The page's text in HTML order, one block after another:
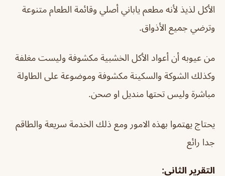
الأكل لذيذ لأنه مطعم ياباني أصلي وقائمة الطعام متنوعة
وترضي جميع الأذواق.
من عيوبه أن أعواد الأكل الخشبية مكشوفة وليست مغلفة
وكذلك الشوكة والسكينة مكشوفة وموضوعة على الطاولة
مباشرة وليس تحتها منديل او صحن.
يحتاج يهتموا بهذه الامور ومع ذلك الخدمة سريعة والطاقم
جدا رائع
التقرير الثاني: